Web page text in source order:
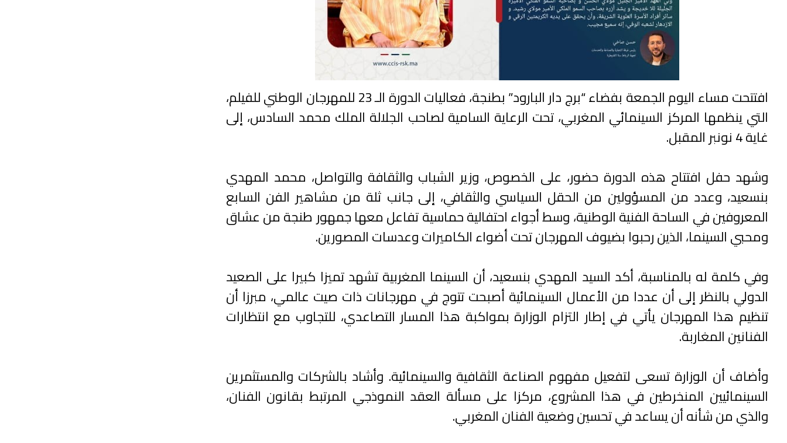
افتتحت مساء اليوم الجمعة بفضاء “برج دار البارود” بطنجة، فعاليات الدورة الـ 23 للمهرجان الوطني للفيلم،
التي ينظمها المركز السينمائي المغربي، تحت الرعاية السامية لصاحب الجلالة الملك محمد السادس، إلى
غاية 4 نونبر المقبل.
وشهد حفل افتتاح هذه الدورة حضور، على الخصوص، وزير الشباب والثقافة والتواصل، محمد المهدي
بنسعيد، وعدد من المسؤولين من الحقل السياسي والثقافي، إلى جانب ثلة من مشاهير الفن السابع
المعروفين في الساحة الفنية الوطنية، وسط أجواء احتفالية حماسية تفاعل معها جمهور طنجة من عشاق
ومحبي السينما، الذين رحبوا بضيوف المهرجان تحت أضواء الكاميرات وعدسات المصورين.
وفي كلمة له بالمناسبة، أكد السيد المهدي بنسعيد، أن السينما المغربية تشهد تميزا كبيرا على الصعيد
الدولي بالنظر إلى أن عددا من الأعمال السينمائية أصبحت تتوج في مهرجانات ذات صيت عالمي، مبرزا أن
تنظيم هذا المهرجان يأتي في إطار التزام الوزارة بمواكبة هذا المسار التصاعدي، للتجاوب مع انتظارات
الفنانين المغاربة.
وأضاف أن الوزارة تسعى لتفعيل مفهوم الصناعة الثقافية والسينمائية. وأشاد بالشركات والمستثمرين
السينمائيين المنخرطين في هذا المشروع، مركزا على مسألة العقد النموذجي المرتبط بقانون الفنان،
والذي من شأنه أن يساعد في تحسين وضعية الفنان المغربي.